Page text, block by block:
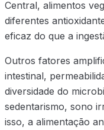
Central, alimentos
diferentes
eficaz do que a
Outros fatores
intestinal,
diversidade do
sedentarismo, sono
isso, a alimentação